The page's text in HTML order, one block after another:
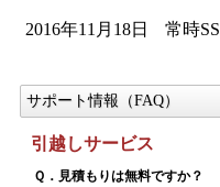
2016年11月18日 常時
サポート情報（FAQ）
引越しサービス
Ｑ．見積もりは無料ですか？